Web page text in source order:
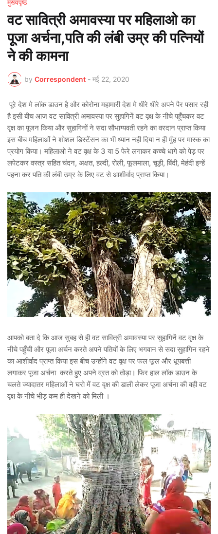
मुख्यपृष्ठ
वट सावित्री अमावस्या पर महिलाओ का
पूजा अर्चना,पति की लंबी उम्र की पत्नियों
ने की कामना
by Correspondent - मई 22, 2020
पूरे देश मे लॉक डाउन है और कोरोना महामारी देश मे धीरे धीरे अपने पैर पसार रही
है इसी बीच आज वट सावित्री अमावस्या पर सुहागिनें वट वृक्ष के नीचे पहुँचकर वट
वृक्ष का पूजन किया और सुहागिनों ने सदा सौभाग्यवती रहने का वरदान प्राप्त किया
इस बीच महिलाओं ने शोशल डिस्टेंसन का भी ध्यान नही दिया न ही मुँह पर मास्क का
प्रयोग किया। महिलाओ ने वट वृक्ष के 3 या 5 फेरे लगाकर कच्चे धागे को पेड़ पर
लपेटकर वस्त्र सहित चंदन, अक्षत, हल्दी, रोली, फूलमाला, चूड़ी, बिंदी, मेहंदी इन्हें
पहना कर पति की लंबी उम्र के लिए वट से आशीर्वाद प्राप्त किया।
आपको बता दे कि आज सुबह से ही वट सावित्री अमावस्या पर सुहागिनें वट वृक्ष के
नीचे पहुँची और पूजा अर्चन करते अपने पतियों के लिए भगवान से सदा सुहागिन रहने
का आशीर्वाद प्राप्त किया इस बीच उन्होंने वट वृक्ष पर फल फूल और धूपबत्ती
लगाकर पूजा अर्चना करते हुए अपने व्रत को तोड़ा। फिर हाल लॉक डाउन के
चलते ज्यादातर महिलाओं ने घरो में वट वृक्ष की डाली लेकर पूजा अर्चना की वही वट
वृक्ष के नीचे भीड़ कम ही देखने को मिली ।